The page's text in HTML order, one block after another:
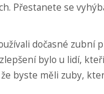
Přestanete se
dočasné zubní
bylo u lidí,
byste měli zuby,